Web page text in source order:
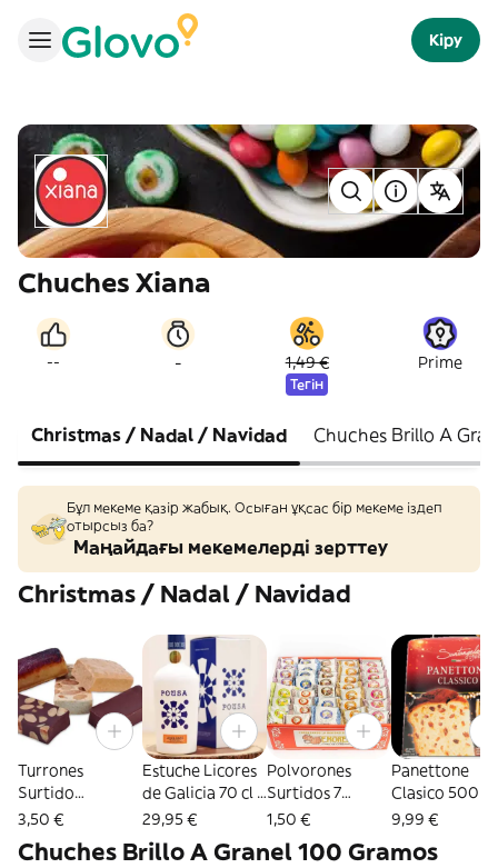
Кіру
Chuches Xiana
-- - 1,49 €
Тегін
Prime
Christmas / Nadal / Navidad Chuches Brillo A
Бұл мекеме қазір жабық. Осыған ұқсас бір мекеме іздеп
отырсыз ба?
Маңайдағы мекемелерді зерттеу
Christmas / Nadal / Navidad
Turrones
Surtido
Envuelto 100 grs
3,50 €
Estuche Licores
de Galicia 70 cl –
27º Vol.
29,95 €
Polvorones
Surtidos 7
Sabores 100 grs
1,50 €
Panettone
Clasico 500
Santangelo
9,99 €
Chuches Brillo A Granel 100 Gramos